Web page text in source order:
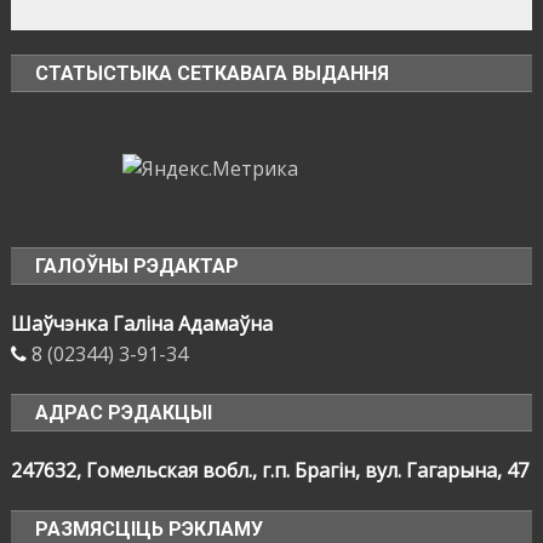
СТАТЫСТЫКА СЕТКАВАГА ВЫДАННЯ
ГАЛОЎНЫ РЭДАКТАР
Шаўчэнка Галіна Адамаўна
8 (02344) 3-91-34
АДРАС РЭДАКЦЫІ
247632, Гомельская вобл., г.п. Брагін, вул. Гагарына, 47
РАЗМЯСЦІЦЬ РЭКЛАМУ